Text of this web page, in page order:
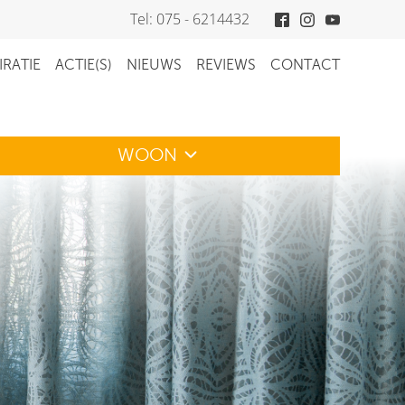
Tel: 075 - 6214432
ACTIE(S) NIEUWS REVIEWS CONTACT
WOON